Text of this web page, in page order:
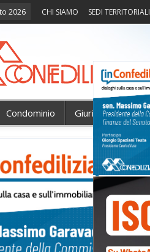
2026 CHI SIAMO SEDI TERRITORIALI
Condominio Giurisprudenza